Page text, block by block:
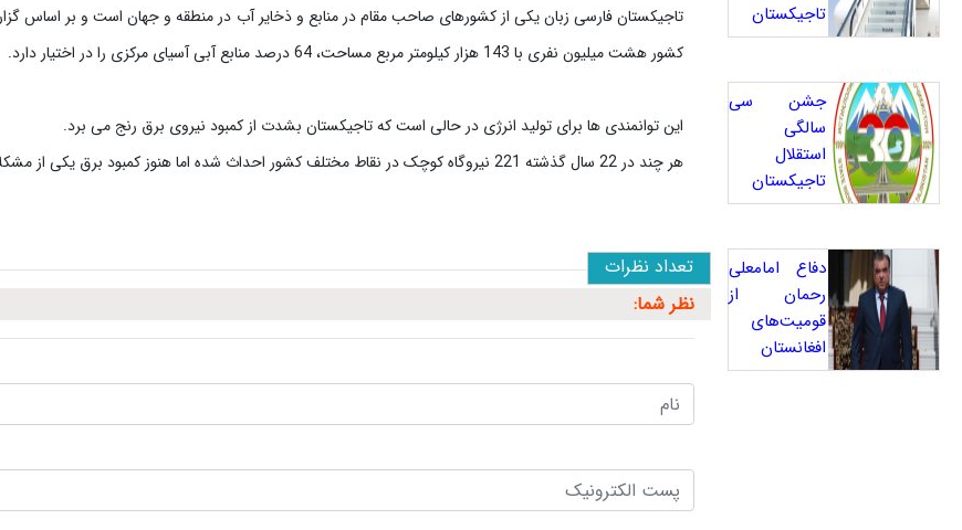
تاجیکستان فارسی زبان یکی از کشورهای صاحب مقام در منابع و ذخایر آب در منطقه و جهان است و بر اساس
کشور هشت میلیون نفری با 143 هزار کیلومتر مربع مساحت، 64 درصد منابع آبی آسیای مرکزی را در اختیار دارد.
این توانمندی ها برای تولید انرژی در حالی است که تاجیکستان بشدت از کمبود نیروی برق رنج می برد.
هر چند در 22 سال گذشته 221 نیروگاه کوچک در نقاط مختلف کشور احداث شده اما هنوز کمبود برق یکی از مشکلات اساسی این کشور است.
تعداد نظرات
نظر شما:
تاجیکستان
جشن سی
سالگی
استقلال
تاجیکستان
دفاع امامعلی
رحمان از
قومیت‌های
افغانستان